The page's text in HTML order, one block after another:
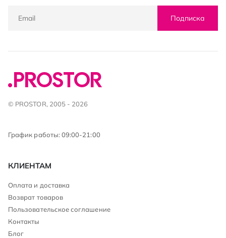
Подписка
© PROSTOR, 2005 - 2026
График работы: 09:00-21:00
КЛИЕНТАМ
Оплата и доставка
Возврат товаров
Пользовательское соглашение
Контакты
Блог